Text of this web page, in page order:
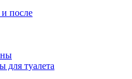
и после
для туалета